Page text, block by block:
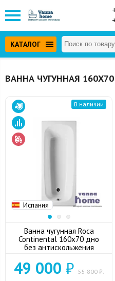
КАТАЛОГ
ВАННА ЧУГУННАЯ 160Х70
Испания
В наличии
Ванна чугунная Roca
Continental 160x70 дно
без антискольжения
49 000 ₽55 800 ₽.